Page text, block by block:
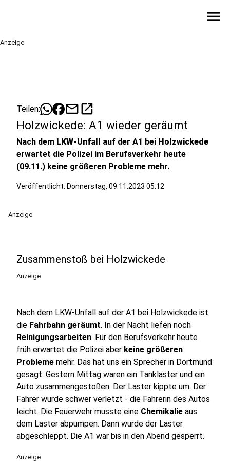
menu
Anzeige
Teilen: mailopen_in_new
Holzwickede: A1 wieder geräumt
Nach dem LKW-Unfall auf der A1 bei Holzwickede
erwartet die Polizei im Berufsverkehr heute
(09.11.) keine größeren Probleme mehr.
Veröffentlicht: Donnerstag, 09.11.2023 05:12
Anzeige
Zusammenstoß bei Holzwickede
Anzeige
Nach dem LKW-Unfall auf der A1 bei Holzwickede ist
die Fahrbahn geräumt. In der Nacht liefen noch
Reinigungsarbeiten. Für den Berufsverkehr heute
früh erwartet die Polizei aber keine größeren
Probleme mehr. Das hat uns ein Sprecher in Dortmund
gesagt. Gestern Mittag waren ein Tanklaster und ein
Auto zusammengestoßen. Der Laster kippte um. Der
Fahrer wurde schwer verletzt - die Fahrerin des Autos
leicht. Die Feuerwehr musste eine Chemikalie aus
dem Laster abpumpen. Dann wurde der Laster
abgeschleppt. Die A1 war bis in den Abend gesperrt.
Anzeige